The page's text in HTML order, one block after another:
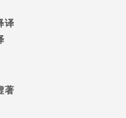
译
著